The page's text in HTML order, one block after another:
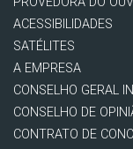
ACESSIBILIDADES
SATÉLITES
A EMPRESA
CONSELHO GERAL
CONSELHO DE
CONTRATO DE